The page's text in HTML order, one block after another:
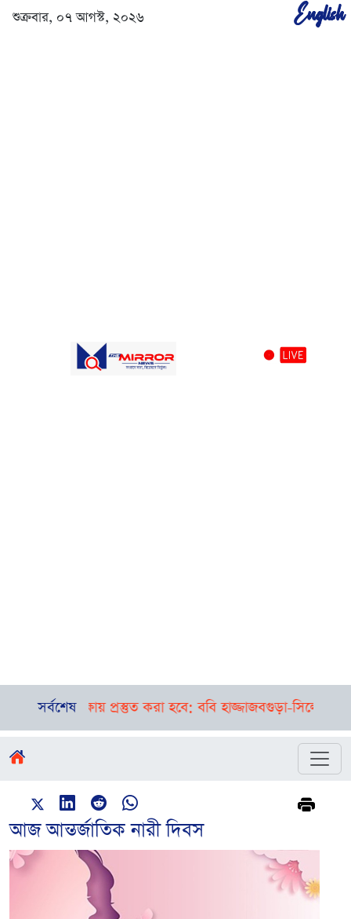
শুক্রবার, ০৭ আগস্ট, ২০২৬ English
সর্বশেষ
শিক্ষায় প্রস্তুত করা হবে: ববি হাজ্জাজবগুড়া-সিলেটে পৃথক
আজ আন্তর্জাতিক নারী দিবস